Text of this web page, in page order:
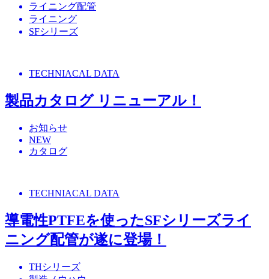
ライニング配管
ライニング
SFシリーズ
TECHNIACAL DATA
製品カタログ リニューアル！
お知らせ
NEW
カタログ
TECHNIACAL DATA
導電性PTFEを使ったSFシリーズライ
ニング配管が遂に登場！
THシリーズ